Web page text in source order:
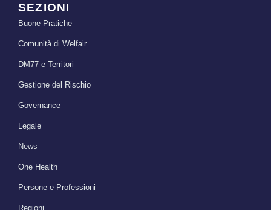
SEZIONI
Buone Pratiche
Comunità di Welfair
DM77 e Territori
Gestione del Rischio
Governance
Legale
News
One Health
Persone e Professioni
Regioni